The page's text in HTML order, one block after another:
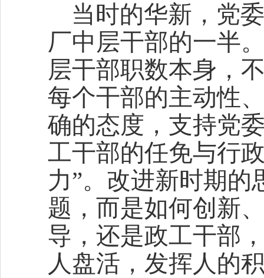
当时的华新，党
厂中层干部的一半
层干部职数本身，
每个干部的主动性
确的态度，支持党
工干部的任免与行
力”。改进新时期
题，而是如何创新
导，还是政工干部
人盘活，发挥人的